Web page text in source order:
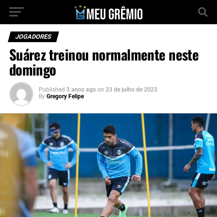
JOGADORES
Suárez treinou normalmente neste
domingo
Published 3 anos ago on 23 de julho de 2023
By Gregory Felipe